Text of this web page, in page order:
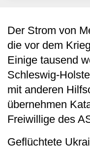
Der Strom von
die vor dem
Einige tausend
Schleswig-
mit anderen
übernehmen
Freiwillige des
Geflüchtete